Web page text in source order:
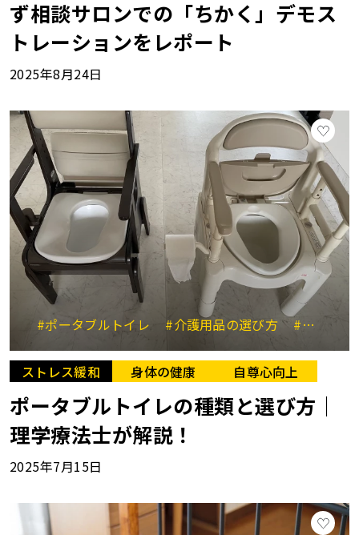
ず相談サロンでの「ちかく」デモス
トレーションをレポート
2025年8月24日
#ポータブルトイレ #介護用品の選び方 #在宅介護
ストレス緩和 身体の健康 自尊心向上
ポータブルトイレの種類と選び方｜
理学療法士が解説！
2025年7月15日